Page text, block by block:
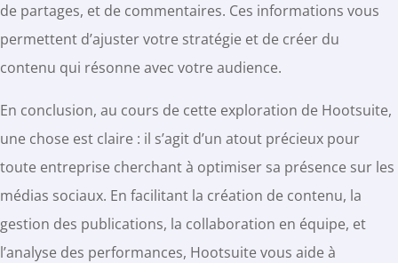
de partages, et de commentaires. Ces informations vous
permettent d’ajuster votre stratégie et de créer du
contenu qui résonne avec votre audience.
En conclusion, au cours de cette exploration de Hootsuite,
une chose est claire : il s’agit d’un atout précieux pour
toute entreprise cherchant à optimiser sa présence sur les
médias sociaux. En facilitant la création de contenu, la
gestion des publications, la collaboration en équipe, et
l’analyse des performances, Hootsuite vous aide à